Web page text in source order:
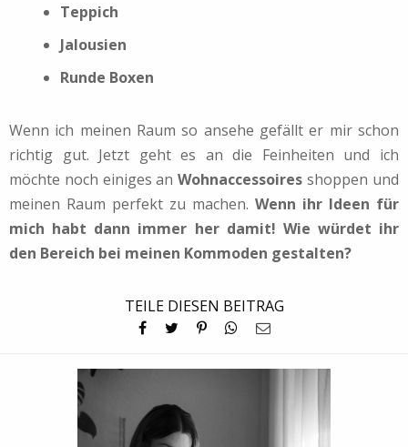
Teppich
Jalousien
Runde Boxen
Wenn ich meinen Raum so ansehe gefällt er mir schon
richtig gut. Jetzt geht es an die Feinheiten und ich
möchte noch einiges anWohnaccessoires shoppen und
meinen Raum perfekt zu machen. Wenn ihr Ideen für
mich habt dann immer her damit! Wie würdet ihr
den Bereich bei meinen Kommoden gestalten?
TEILE DIESEN BEITRAG